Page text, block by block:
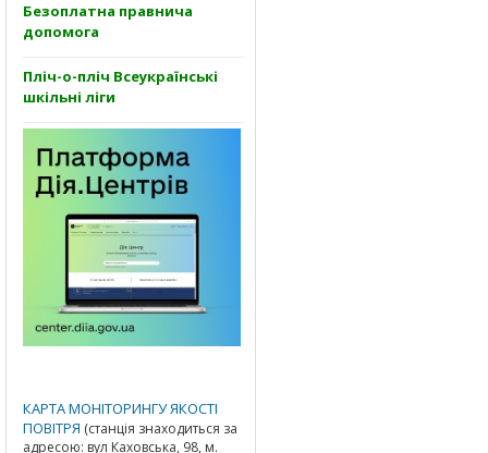
Безоплатна правнича
допомога
Пліч-о-пліч Всеукраїнські
шкільні ліги
КАРТА МОНІТОРИНГУ ЯКОСТІ
ПОВІТРЯ (станція знаходиться за
адресою: вул Каховська, 98, м.